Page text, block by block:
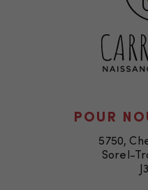
POUR
5750,
Sorel-